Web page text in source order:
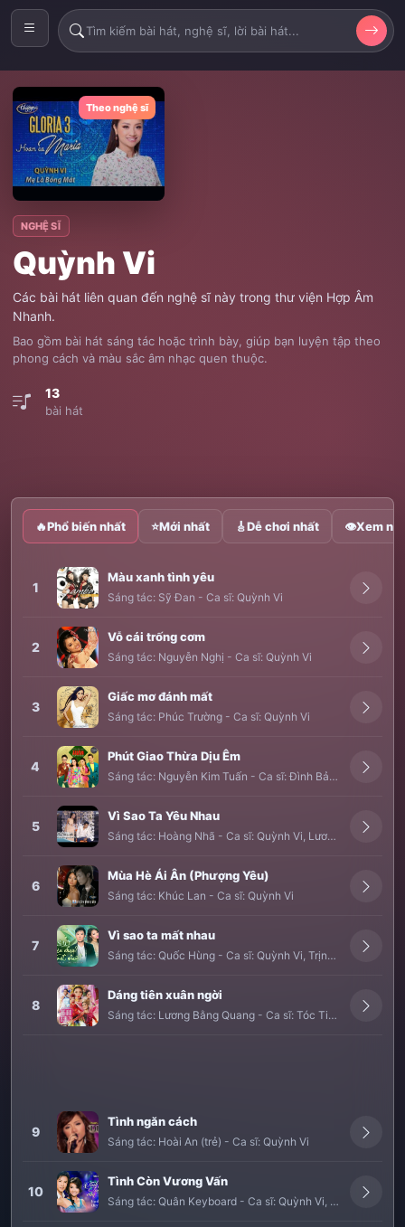
Theo nghệ sĩ
NGHỆ SĨ
Quỳnh Vi
Các bài hát liên quan đến nghệ sĩ này trong thư viện Hợp Âm
Nhanh.
Bao gồm bài hát sáng tác hoặc trình bày, giúp bạn luyện tập theo
phong cách và màu sắc âm nhạc quen thuộc.
13
bài hát
🔥Phổ biến nhất ⭐Mới nhất 🎸Dễ chơi nhất 👁Xem
1
Màu xanh tình yêu
Sáng tác: Sỹ Đan - Ca sĩ: Quỳnh Vi
2
Vỗ cái trống cơm
Sáng tác: Nguyễn Nghị - Ca sĩ: Quỳnh Vi
3
Giấc mơ đánh mất
Sáng tác: Phúc Trường - Ca sĩ: Quỳnh Vi
4
Phút Giao Thừa Dịu Êm
Sáng tác: Nguyễn Kim Tuấn - Ca sĩ:Đình Bảo , Tóc Tiên
5
Vì Sao Ta Yêu Nhau
Sáng tác: Hoàng Nhã - Ca sĩ: Quỳnh Vi, Lương Tùng Quang
6
Mùa Hè Ái Ân (Phượng Yêu)
Sáng tác: Khúc Lan - Ca sĩ: Quỳnh Vi
7
Vì sao ta mất nhau
Sáng tác: Quốc Hùng - Ca sĩ: Quỳnh Vi, Trịnh Lam
8
Dáng tiên xuân ngời
Sáng tác: Lương Bằng Quang - Ca sĩ: Tóc Tiên Hoàng
9
Tình ngăn cách
Sáng tác: Hoài An (trẻ) - Ca sĩ: Quỳnh Vi
10
Tình Còn Vương Vấn
Sáng tác: Quân Keyboard - Ca sĩ: Quỳnh Vi, Trịnh Lam